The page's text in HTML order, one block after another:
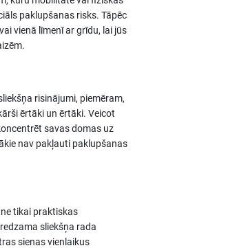
paklupšanas risks. Tāpēc
vienā līmenī ar grīdu, lai jūs
risinājumi, piemēram,
ērtāki un ērtāki. Veicot
savas domas uz
nav pakļauti paklupšanas
tikai praktiskas
sliekšņa rada
sienas vienlaikus